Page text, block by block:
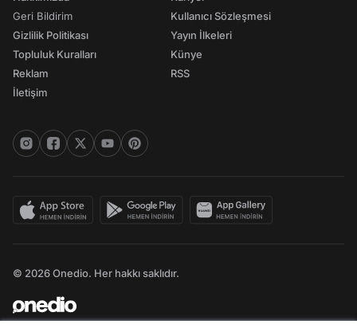
Geri Bildirim
Gizlilik Politikası
Topluluk Kuralları
Reklam
İletişim
Kullanıcı Sözleşmesi
Yayın İlkeleri
Künye
RSS
© 2026 Onedio. Her hakkı saklıdır.